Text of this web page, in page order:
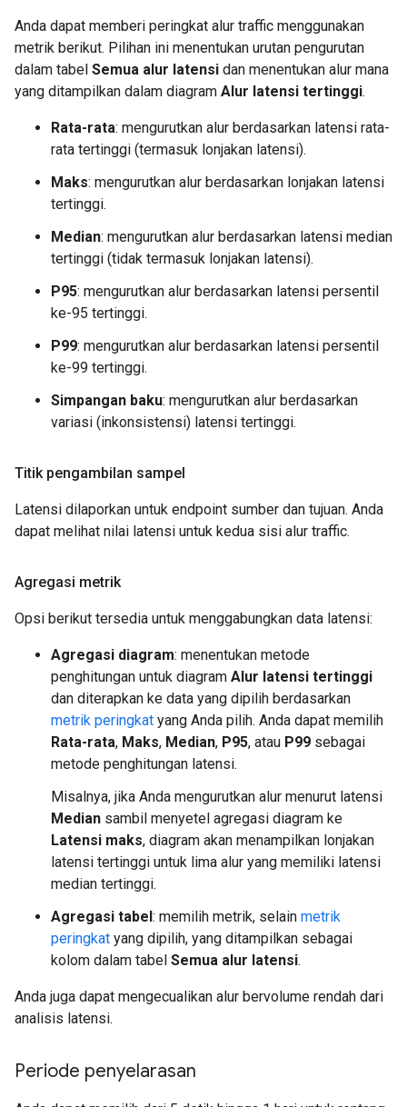
Anda dapat memberi peringkat alur traffic menggunakan
metrik berikut. Pilihan ini menentukan urutan pengurutan
dalam tabel Semua alur latensi dan menentukan alur mana
yang ditampilkan dalam diagram Alur latensi tertinggi.
Rata-rata: mengurutkan alur berdasarkan latensi rata-
rata tertinggi (termasuk lonjakan latensi).
Maks: mengurutkan alur berdasarkan lonjakan latensi
tertinggi.
Median: mengurutkan alur berdasarkan latensi median
tertinggi (tidak termasuk lonjakan latensi).
P95: mengurutkan alur berdasarkan latensi persentil
ke-95 tertinggi.
P99: mengurutkan alur berdasarkan latensi persentil
ke-99 tertinggi.
Simpangan baku: mengurutkan alur berdasarkan
variasi (inkonsistensi) latensi tertinggi.
Titik pengambilan sampel
Latensi dilaporkan untuk endpoint sumber dan tujuan. Anda
dapat melihat nilai latensi untuk kedua sisi alur traffic.
Agregasi metrik
Opsi berikut tersedia untuk menggabungkan data latensi:
Agregasi diagram: menentukan metode
penghitungan untuk diagram Alur latensi tertinggi
dan diterapkan ke data yang dipilih berdasarkan
metrik peringkat yang Anda pilih. Anda dapat memilih
Rata-rata, Maks, Median, P95, atau P99 sebagai
metode penghitungan latensi.
Misalnya, jika Anda mengurutkan alur menurut latensi
Median sambil menyetel agregasi diagram ke
Latensi maks, diagram akan menampilkan lonjakan
latensi tertinggi untuk lima alur yang memiliki latensi
median tertinggi.
Agregasi tabel: memilih metrik, selain metrik
peringkat yang dipilih, yang ditampilkan sebagai
kolom dalam tabel Semua alur latensi.
Anda juga dapat mengecualikan alur bervolume rendah dari
analisis latensi.
Periode penyelarasan